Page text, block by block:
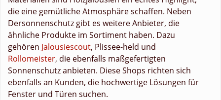
die eine gemütliche Atmosphäre schaffen. Neben
Dersonnenschutz gibt es weitere Anbieter, die
ähnliche Produkte im Sortiment haben. Dazu
gehören Jalousiescout, Plissee-held und
Rollomeister, die ebenfalls maßgefertigten
Sonnenschutz anbieten. Diese Shops richten sich
ebenfalls an Kunden, die hochwertige Lösungen für
Fenster und Türen suchen.